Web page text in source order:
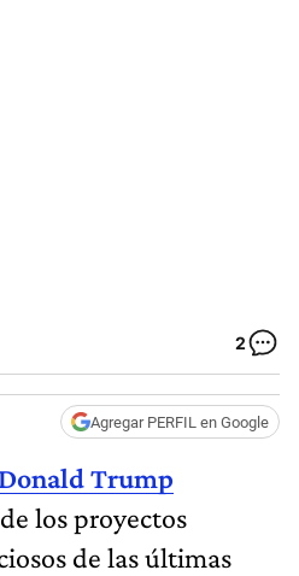
2
Agregar PERFIL en Google
Donald Trump
los proyectos
de las últimas